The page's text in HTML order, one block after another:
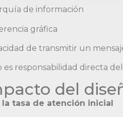
de información
gráfica
de transmitir un
es responsabilidad directa
del
la tasa de atención inicial